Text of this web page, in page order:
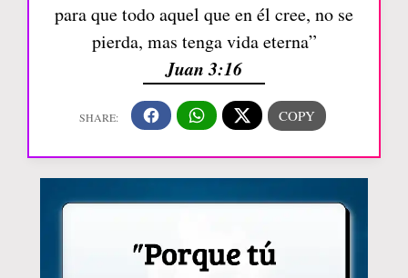
para que todo aquel que en él cree, no se
pierda, mas tenga vida eterna”
Juan 3:16